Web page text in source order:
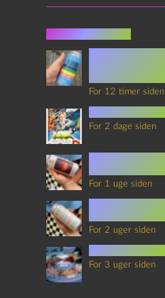
For 12 timer siden
For 2 dage siden
For 1 uge siden
For 2 uger siden
For 3 uger siden